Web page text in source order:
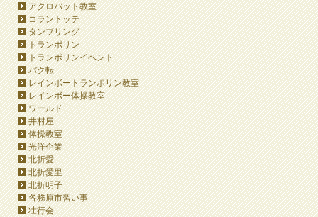
アクロバット教室
コラントッテ
タンブリング
トランポリン
トランポリンイベント
バク転
レインボートランポリン教室
レインボー体操教室
ワールド
井村屋
体操教室
光洋企業
北折愛
北折愛里
北折明子
各務原市習い事
壮行会